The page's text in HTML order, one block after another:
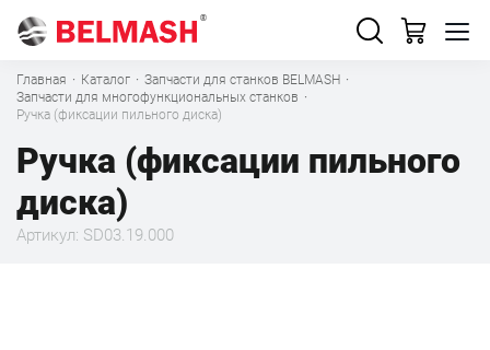
Главная · Каталог · Запчасти для станков BELMASH ·
Запчасти для многофункциональных станков ·
Ручка (фиксации пильного диска)
Ручка (фиксации пильного
диска)
Артикул: SD03.19.000